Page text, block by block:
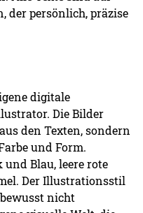
der persönlich, präzise
digitale
Die Bilder
den Texten, sondern
und Form.
Blau, leere rote
Der Illustrationsstil
nicht